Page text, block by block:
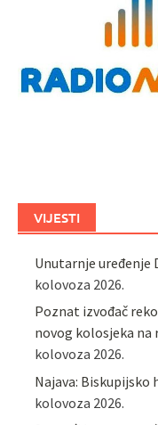
VIJESTI
Unutarnje uređenje
kolovoza 2026.
Poznat izvođač
novog kolosjeka na
kolovoza 2026.
Najava: Biskupijsko
kolovoza 2026.